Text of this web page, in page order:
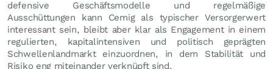
defensive Geschäftsmodelle und regelmäßige
Ausschüttungen kann Cemig als typischer Versorgerwert
interessant sein, bleibt aber klar als Engagement in einem
regulierten, kapitalintensiven und politisch geprägten
Schwellenlandmarkt einzuordnen, in dem Stabilität und
Risiko eng miteinander verknüpft sind.